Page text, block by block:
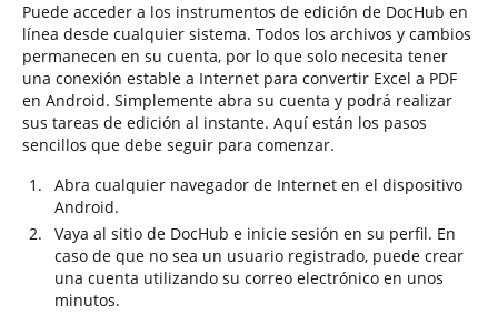
Puede acceder a los instrumentos de edición de DocHub en
línea desde cualquier sistema. Todos los archivos y cambios
permanecen en su cuenta, por lo que solo necesita tener
una conexión estable a Internet para convertir Excel a PDF
en Android. Simplemente abra su cuenta y podrá realizar
sus tareas de edición al instante. Aquí están los pasos
sencillos que debe seguir para comenzar.
Abra cualquier navegador de Internet en el dispositivo
Android.
Vaya al sitio de DocHub e inicie sesión en su perfil. En
caso de que no sea un usuario registrado, puede crear
una cuenta utilizando su correo electrónico en unos
minutos.